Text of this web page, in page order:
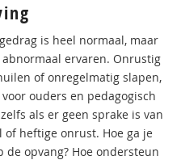
is heel normaal, maar
ervaren. Onrustig
of onregelmatig slapen,
ouders en pedagogisch
als er geen sprake is van
of heftige onrust. Hoe ga je
de opvang? Hoe ondersteun